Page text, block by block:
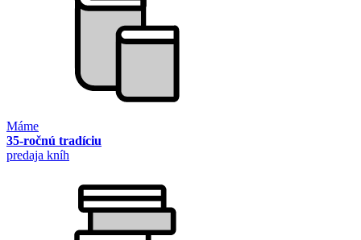
Máme
35-ročnú tradíciu
predaja kníh